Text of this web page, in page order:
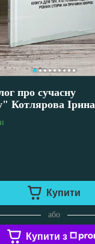
про сучасну
Котлярова Ірина
Купити
або
Купити з